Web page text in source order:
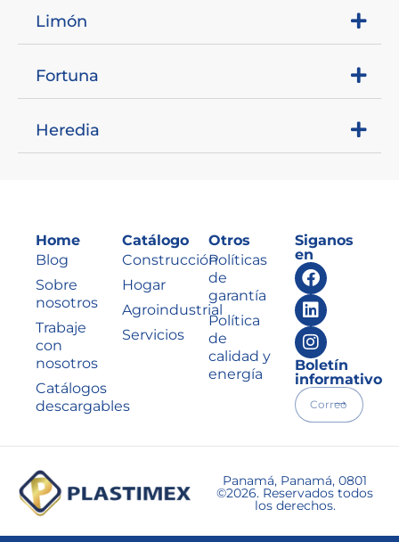
Limón
Fortuna
Heredia
Home
Blog
Sobre
nosotros
Trabaje
con
nosotros
Catálogos
descargables
Catálogo
Construcción
Hogar
Agroindustrial
Servicios
Otros
Políticas
de
garantía
Política
de
calidad y
energía
Siganos
en
Boletín
informativo
Panamá, Panamá, 0801
©2026. Reservados todos
los derechos.